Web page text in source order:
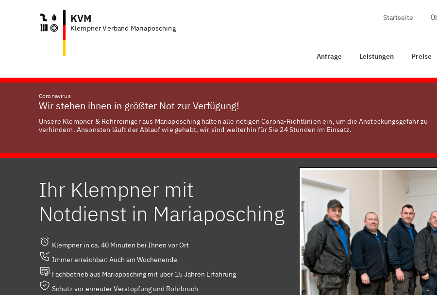
KVM
Klempner Verband Mariaposching
Startseite
Anfrage Leistungen Preise
Coronavirus
Wir stehen ihnen in größter Not zur Verfügung!
Unsere Klempner & Rohrreiniger aus Mariaposching halten alle nötigen Corona-Richtlinien ein, um die Ansteckungsgefahr zu
verhindern. Ansonsten läuft der Ablauf wie gehabt, wir sind weiterhin für Sie 24 Stunden im Einsatz.
Ihr Klempner mit
Notdienst in Mariaposching
Klempner in ca. 40 Minuten bei Ihnen vor Ort
Immer erreichbar: Auch am Wochenende
Fachbetrieb aus Mariaposching mit über 15 Jahren Erfahrung
Schutz vor erneuter Verstopfung und Rohrbruch